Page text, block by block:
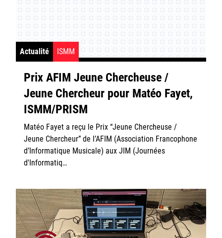
Login/Signup
Actualité ISMM
Prix AFIM Jeune Chercheuse /
Jeune Chercheur pour Matéo Fayet,
ISMM/PRISM
Matéo Fayet a reçu le Prix “Jeune Chercheuse /
Jeune Chercheur” de l’AFIM (Association Francophone
d’Informatique Musicale) aux JIM (Journées
d'Informatiq…